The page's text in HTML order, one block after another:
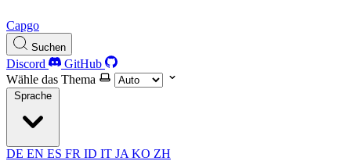
Capgo
Suchen
Discord
GitHub
Wähle das Thema
Sprache
DE EN ES FR ID IT JA KO ZH